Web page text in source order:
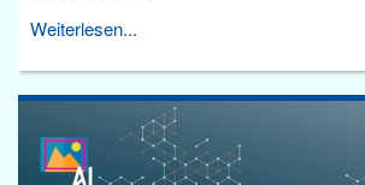
Weiterlesen...